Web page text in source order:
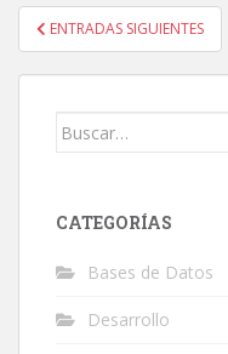
PAGINACIÓN
DE
ENTRADAS
ENTRADAS SIGUIENTES
Buscar:
CATEGORÍAS
Bases de Datos
Desarrollo